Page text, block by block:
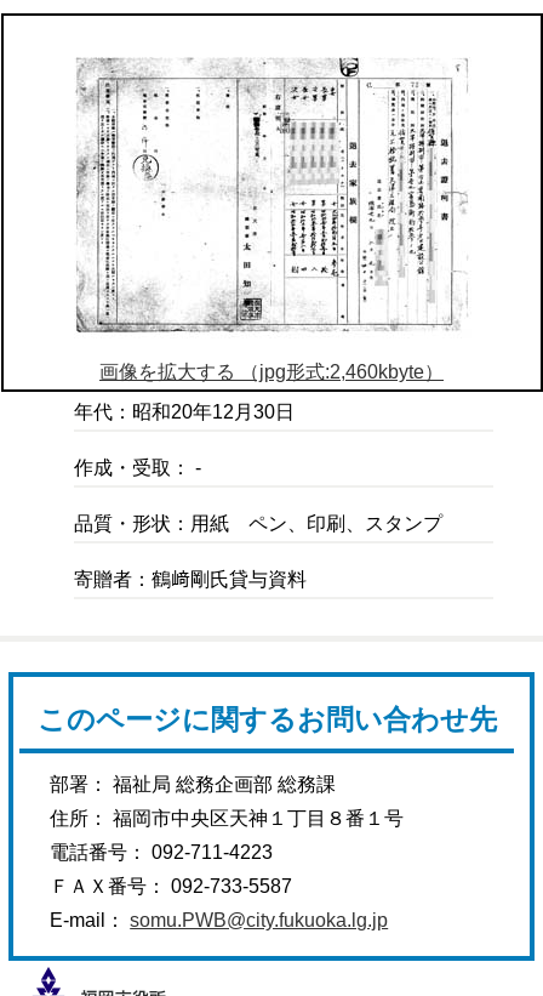
画像を拡大する （jpg形式:2,460kbyte）
年代：昭和20年12月30日
作成・受取： -
品質・形状：用紙 ペン、印刷、スタンプ
寄贈者：鶴﨑剛氏貸与資料
このページに関するお問い合わせ先
部署： 福祉局 総務企画部 総務課
住所： 福岡市中央区天神１丁目８番１号
電話番号： 092-711-4223
ＦＡＸ番号： 092-733-5587
E-mail：somu.PWB@city.fukuoka.lg.jp